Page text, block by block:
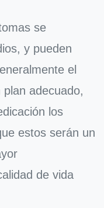
se
y pueden
el
plan adecuado,
los
estos serán un
de vida